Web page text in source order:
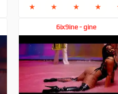
★ ★ ★ ★
6ix9ine - gine